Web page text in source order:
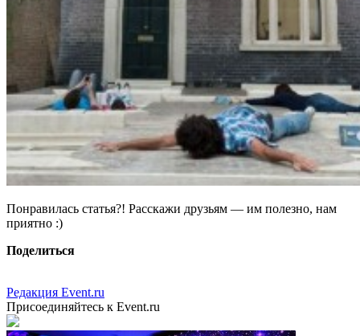
Понравилась статья?! Расскажи друзьям — им полезно, нам
приятно :)
Поделиться
Редакция Event.ru
Присоединяйтесь к Event.ru